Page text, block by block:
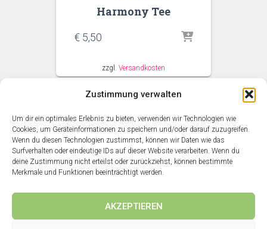
Zustimmung verwalten
Um dir ein optimales Erlebnis zu bieten, verwenden wir Technologien wie
Cookies, um Geräteinformationen zu speichern und/oder darauf zuzugreifen.
Wenn du diesen Technologien zustimmst, können wir Daten wie das
Surfverhalten oder eindeutige IDs auf dieser Website verarbeiten. Wenn du
deine Zustimmung nicht erteilst oder zurückziehst, können bestimmte
Merkmale und Funktionen beeinträchtigt werden.
AKZEPTIEREN
Harmony Tee
€ 5,50
zzgl. Versandkosten
3D RUNDGANG AGB ANWENDUNGEN BLOG
DATENSCHUTZERKLÄRUNG HOME IMPRESSUM